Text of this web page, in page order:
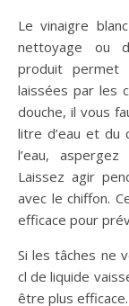
Le vinaigre
nettoyage ou
produit permet
laissées par les
douche, il vous
litre d’eau et du
l’eau,
Laissez agir
avec le chiffon.
efficace pour
Si les tâches ne
cl de liquide
être plus efficace.